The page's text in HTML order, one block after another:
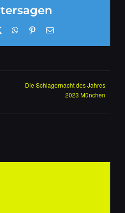
WhatsApp
Pinterest
E-
Die Schlagernacht des Jahres
2023 München